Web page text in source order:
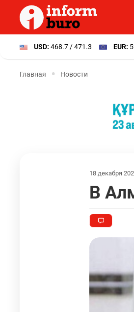
USD: 468.7 / 471.3 EUR:
Главная Новости
18 декабря
В